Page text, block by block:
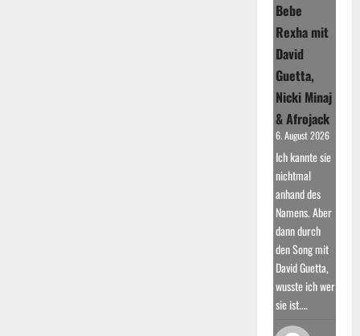
Bebe
Rexha mit
David
Guetta,
Nicki Minaj
& Afrojack
6. August 2026
Ich kannte sie
nichtmal
anhand des
Namens. Aber
dann durch
den Song mit
David Guetta,
wusste ich wer
sie ist.…